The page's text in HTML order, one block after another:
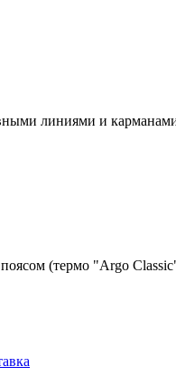
линиями и
(термо "Argo